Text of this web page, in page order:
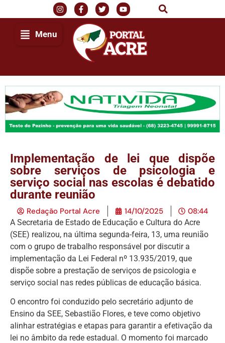
Menu
Implementação de lei que dispõe
sobre serviços de psicologia e
serviço social nas escolas é debatido
durante reunião
Redação Portal Acre 14/10/2025 08:44
A Secretaria de Estado de Educação e Cultura do Acre
(SEE) realizou, na última segunda-feira, 13, uma reunião
com o grupo de trabalho responsável por discutir a
implementação da Lei Federal nº 13.935/2019, que
dispõe sobre a prestação de serviços de psicologia e
serviço social nas redes públicas de educação básica.
O encontro foi conduzido pelo secretário adjunto de
Ensino da SEE, Sebastião Flores, e teve como objetivo
alinhar estratégias e etapas para garantir a efetivação da
lei no âmbito da rede estadual. O momento foi marcado